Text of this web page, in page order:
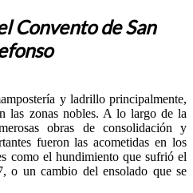
Convento de San
y ladrillo principalmente,
las zonas nobles. A lo largo de la
obras de consolidación y
fueron las acometidas en los
el hundimiento que sufrió el
o un cambio del ensolado que se